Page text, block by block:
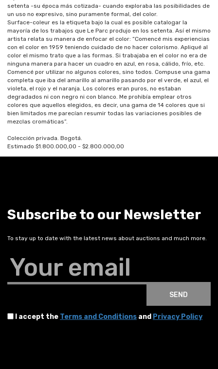
setenta -su época más cotizada- cuando exploraba las posibilidades de
un uso no expresivo, sino puramente formal, del color.
Surface-coleur es la etiqueta bajo la cual es posible catalogar la
mayoría de los trabajos que Le Parc produjo en los setenta. Así el mismo
artista relata su manera de enfocar el color: “Comencé mis experiencias
con el color en 1959 teniendo cuidado de no hacer colorismo. Apliqué al
color el mismo trato que a las formas. Si trabajaba en el color no era de
ninguna manera para hacer un cuadro en azul, en rosa, cálido, frío, etc.
Comencé por utilizar no algunos colores, sino todos. Compuse una gama
completa que iba del amarillo al amarillo pasando por el verde, el azul, el
violeta, el rojo y el naranja. Los colores eran puros, no estaban
degradados ni con negro ni con blanco. Me prohibía emplear otros
colores que aquellos elegidos, es decir, una gama de 14 colores que si
bien limitados me parecían resumir todas las variaciones posibles de
mezclas cromáticas”.
Colección privada. Bogotá.
Estimado $1.800.000,00 - $2.800.000,00
Subscribe to our Newsletter
To stay up to date with the latest news about auctions and much more.
Your email
SEND
I accept the Terms and Conditions and Privacy Policy